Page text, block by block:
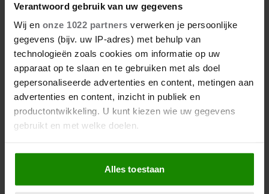
Verantwoord gebruik van uw gegevens
Wij en onze 1022 partners verwerken je persoonlijke
gegevens (bijv. uw IP-adres) met behulp van
technologieën zoals cookies om informatie op uw
apparaat op te slaan en te gebruiken met als doel
gepersonaliseerde advertenties en content, metingen aan
advertenties en content, inzicht in publiek en
productontwikkeling. U kunt kiezen wie uw gegevens
gebruikt en met welke doelen.
Als u het toestaat, willen we ook graag:
Informatie verzamelen over uw geografische
locatie, die tot een paar meter nauwkeurig kan zijn
Alles toestaan